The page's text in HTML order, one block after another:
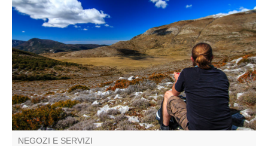
Tra sentieri aromatici, ripidi sentieri, luoghi insoliti,
scoprire, perché siete curiosi, non si potrebbe vedere uno
nel Verdon.
NEGOZI E SERVIZI